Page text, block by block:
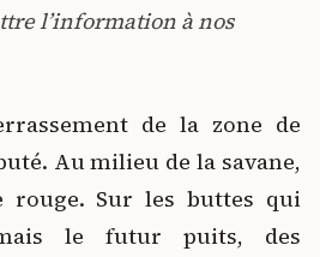
l’information à nos
de la zone de
Au milieu de la savane,
Sur les buttes qui
le futur puits, des